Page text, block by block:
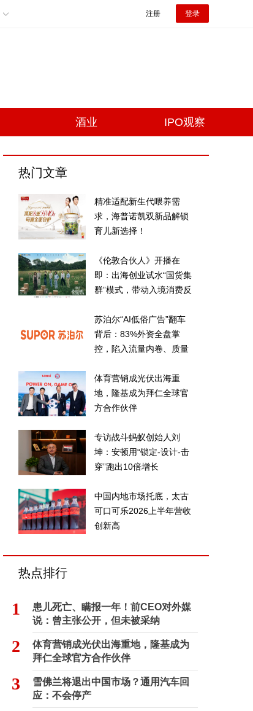
注册 登录
酒业 IPO观察
热门文章
精准适配新生代喂养需
求，海普诺凯双新品解锁
育儿新选择！
《伦敦合伙人》开播在
即：出海创业试水“国货集
群”模式，带动入境消费反
苏泊尔“AI低俗广告”翻车
背后：83%外资全盘掌
控，陷入流量内卷、质量
体育营销成光伏出海重
地，隆基成为拜仁全球官
方合作伙伴
专访战斗蚂蚁创始人刘
坤：安顿用“锁定-设计-击
穿”跑出10倍增长
中国内地市场托底，太古
可口可乐2026上半年营收
创新高
热点排行
1
患儿死亡、瞒报一年！前CEO对外媒
说：曾主张公开，但未被采纳
2
体育营销成光伏出海重地，隆基成为
拜仁全球官方合作伙伴
3
雪佛兰将退出中国市场？通用汽车回
应：不会停产